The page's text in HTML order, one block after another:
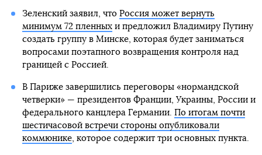
Зеленский заявил, что Россия может вернуть
минимум 72 пленныхи предложил Владимиру Путину
создать группу в Минске, которая будет заниматься
вопросами поэтапного возвращения контроля над
границей с Россией.
В Париже завершились переговоры «нормандской
четверки» — президентов Франции, Украины, России и
федерального канцлера Германии. По итогам почти
шестичасовой встречи стороны опубликовали
коммюнике, которое содержит три основных пункта.